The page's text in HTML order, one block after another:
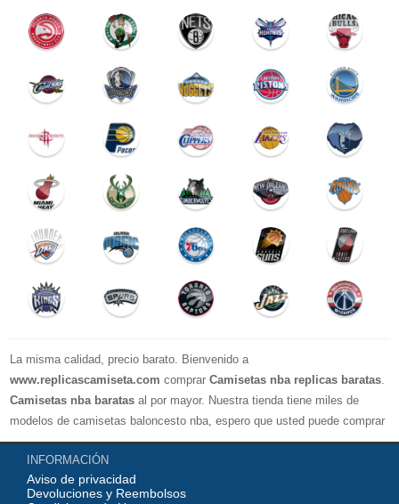
La misma calidad, precio barato. Bienvenido a
www.replicascamiseta.com comprar Camisetas nba replicas baratas
Camisetas nba baratas al por mayor. Nuestra tienda tiene miles de
modelos de camisetas baloncesto nba, espero que usted puede comprar
su camiseta de baloncesto favorito!
INFORMACIÓN
Aviso de privacidad
Devoluciones y Reembolsos